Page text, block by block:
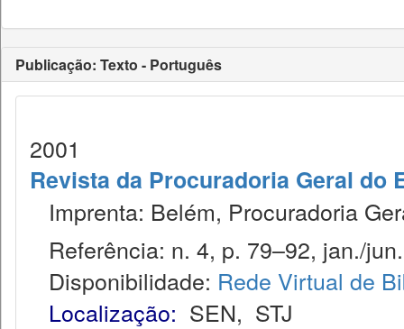
Publicação: Texto - Português
2001
Revista da Procuradoria Geral do
Imprenta: Belém, Procuradoria
Referência: n. 4, p. 79–92, jan./
Disponibilidade: Rede Virtual de
Localização: SEN, STJ